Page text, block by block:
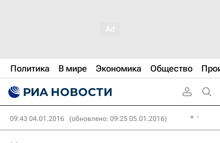
Политика В мире Экономика Общество
09:43 04.01.2016 (обновлено: 09:25 05.01.2016)